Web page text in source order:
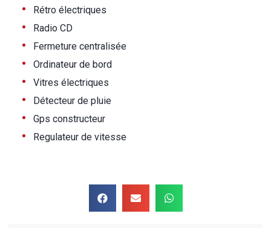
• Rétro électriques
• Radio CD
• Fermeture centralisée
• Ordinateur de bord
• Vitres électriques
• Détecteur de pluie
• Gps constructeur
• Regulateur de vitesse